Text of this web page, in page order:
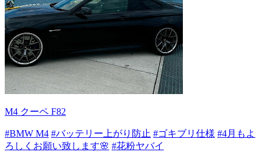
M4 クーペ F82
#BMW M4 #バッテリー上がり防止 #ゴキブリ仕様 #4月もよ
ろしくお願い致します🌸 #花粉ヤバイ